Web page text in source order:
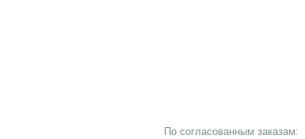
По согласованным заказам: